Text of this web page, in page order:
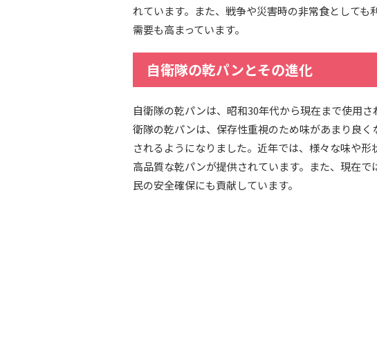
れています。また、戦争や災害時の非常食として
需要も高まっています。
自衛隊の乾パンとその進化
自衛隊の乾パンは、昭和30年代から現在まで使用
衛隊の乾パンは、保存性重視のため味があまり良
されるようになりました。近年では、様々な味や
高品質な乾パンが提供されています。また、現在
民の安全確保にも貢献しています。